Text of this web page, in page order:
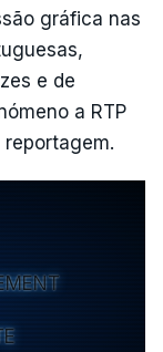
gráfica nas
e de
a RTP